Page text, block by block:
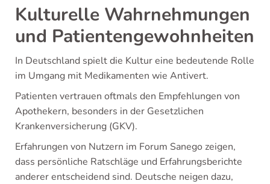
Kulturelle Wahrnehmungen
und Patientengewohnheiten
In Deutschland spielt die Kultur eine bedeutende Rolle
im Umgang mit Medikamenten wie Antivert.
Patienten vertrauen oftmals den Empfehlungen von
Apothekern, besonders in der Gesetzlichen
Krankenversicherung (GKV).
Erfahrungen von Nutzern im Forum Sanego zeigen,
dass persönliche Ratschläge und Erfahrungsberichte
anderer entscheidend sind. Deutsche neigen dazu,